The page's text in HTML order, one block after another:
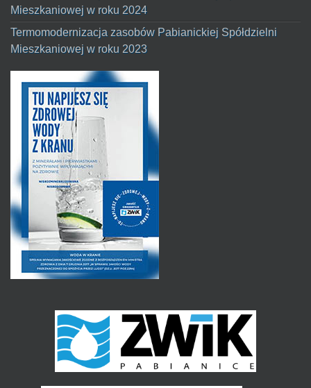
Mieszkaniowej w roku 2024
Termomodernizacja zasobów Pabianickiej Spółdzielni
Mieszkaniowej w roku 2023